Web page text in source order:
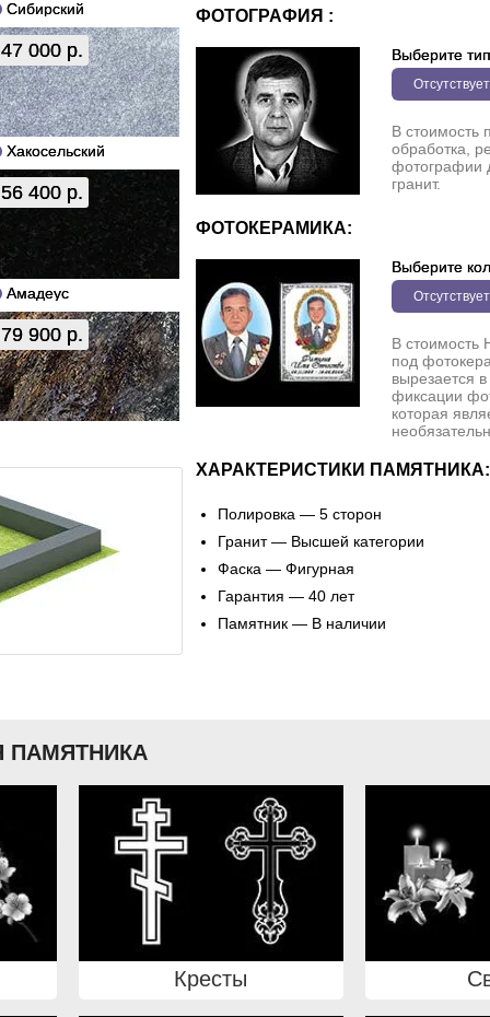
Сибирский
47 000 р.
Хакосельский
56 400 р.
Амадеус
79 900 р.
ФОТОГРАФИЯ :
Выберите тип
Отсутствует
В стоимость
обработка,
фотографии
гранит.
ФОТОКЕРАМИКА:
Выберите
Отсутствует
В стоимость
под
вырезается
фиксации
которая
ХАРАКТЕРИСТИКИ ПАМЯТНИКА:
Полировка — 5 сторон
Гранит — Высшей категории
Фаска — Фигурная
Гарантия — 40 лет
Памятник — В наличии
ПАМЯТНИКА
Кресты